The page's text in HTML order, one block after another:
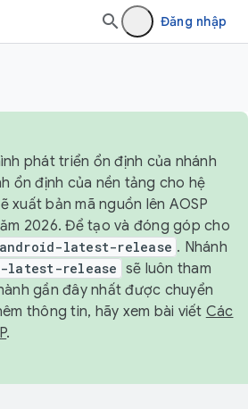
Đăng nhập
phát triển ổn định của nhánh
ổn định của nền tảng cho hệ
xuất bản mã nguồn lên AOSP
2026. Để tạo và đóng góp cho
android-latest-release . Nhánh
latest-release sẽ luôn tham
gần đây nhất được chuyển
thông tin, hãy xem bài viết Các
.